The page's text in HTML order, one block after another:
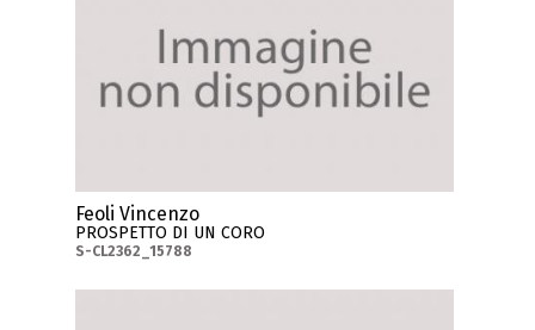
Feoli Vincenzo
PROSPETTO DI UN CORO
S-CL2362_15788